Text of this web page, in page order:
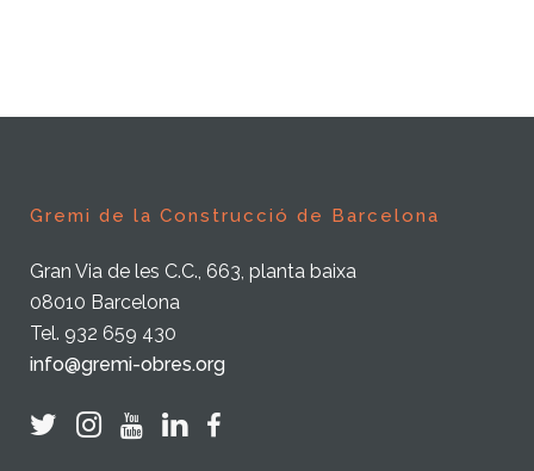
Gremi de la Construcció de Barcelona
Gran Via de les C.C., 663, planta baixa
08010 Barcelona
Tel. 932 659 430
info@gremi-obres.org